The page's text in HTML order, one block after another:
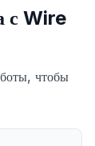
с Wire
чтобы